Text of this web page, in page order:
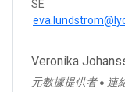
SE
Veronika
元數據提供者 ● 連